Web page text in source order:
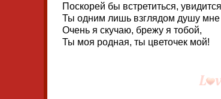
Поскорей бы встретиться,
Ты одним лишь взглядом душу мне
Очень я скучаю, брежу я тобой,
Ты моя родная, ты цветочек мой!